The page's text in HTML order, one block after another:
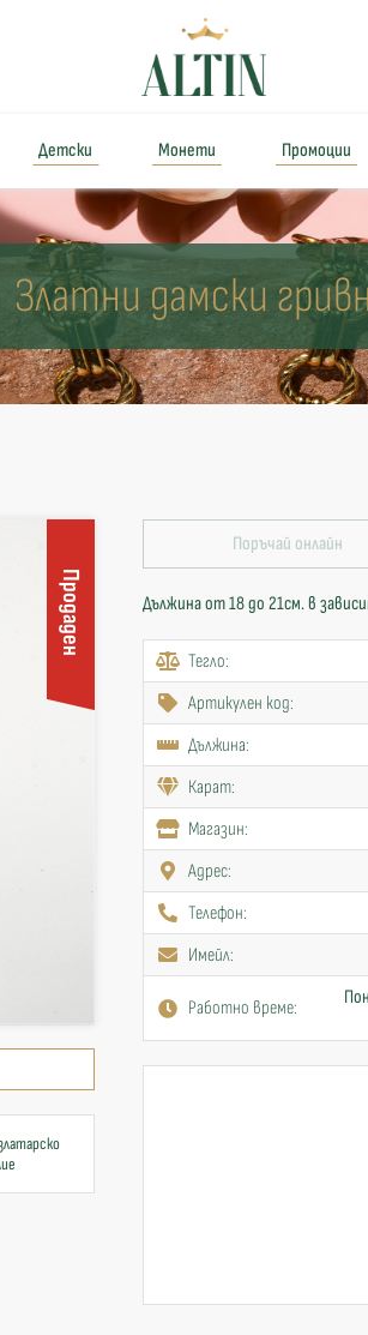
Детски Монети Промоции
Златни дамски
Продаден
Поръчай онлайн
Дължина от 18 до 21см. в
Тегло:
Артикулен код:
Дължина:
Карат:
Mагазин:
Адрес:
Телефон:
Имейл:
Работно време: